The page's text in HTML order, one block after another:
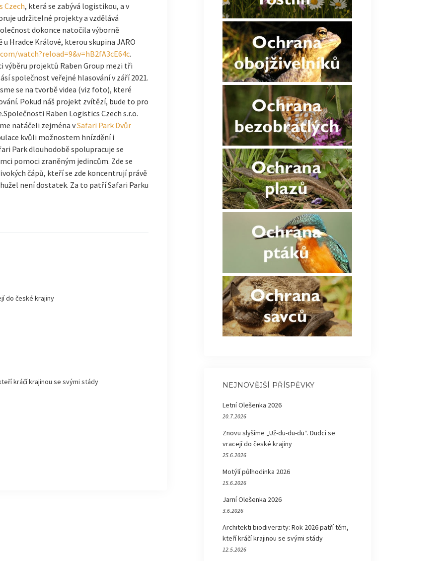
Czech, která se zabývá logistikou, a v
udržitelné projekty a vzdělává
dokonce natočila výborně
Hradce Králové, kterou skupina JARO
watch?reload=9&v=hB2fA3cE64c.
výběru projektů Raben Group mezi tři
společnost veřejné hlasování v září 2021.
se na tvorbě videa (viz foto), které
Pokud náš projekt zvítězí, bude to pro
Raben Logistics Czech s.r.o.
natáčeli zejména vSafari Park Dvůr
kvůli možnostem hnízdění i
Park dlouhodobě spolupracuje se
pomoci zraněným jedincům. Zde se
čápů, kteří se zde koncentrují právě
není dostatek. Za to patří Safari Parku
do české krajiny
kráčí krajinou se svými stády NEJNOVĚJŠÍ PŘÍSPĚVKY
Letní Olešenka 2026
20.7.2026
Znovu slyšíme „Už-du-du-du“. Dudci se
vracejí do české krajiny
25.6.2026
Motýlí půlhodinka 2026
15.6.2026
Jarní Olešenka 2026
3.6.2026
Architekti biodiverzity: Rok 2026 patří těm,
kteří kráčí krajinou se svými stády
12.5.2026